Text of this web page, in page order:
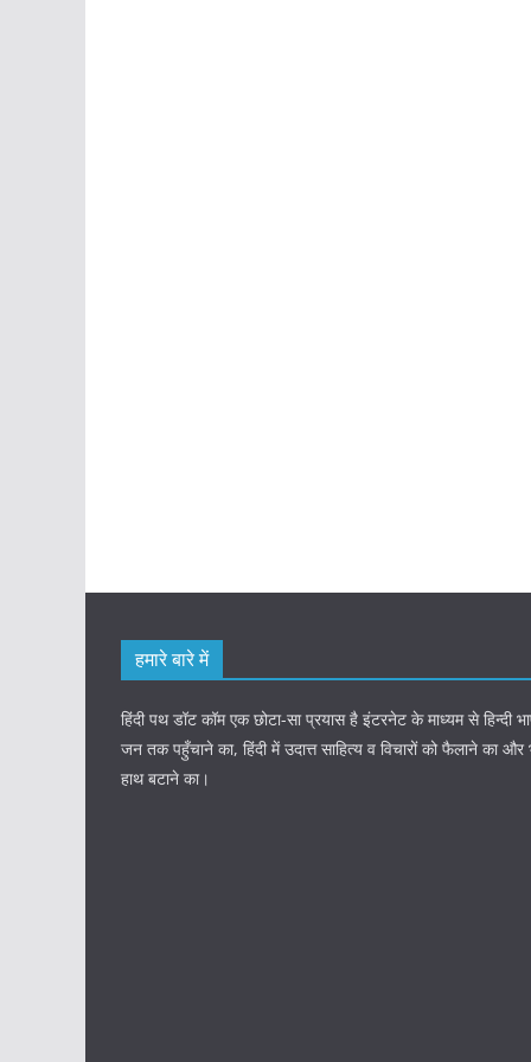
हमारे बारे में
हिंदी पथ डॉट कॉम एक छोटा-सा प्रयास है इंटरनेट के माध्यम से हिन्दी
जन तक पहुँचाने का, हिंदी में उदात्त साहित्य व विचारों को फैलाने का
हाथ बटाने का।